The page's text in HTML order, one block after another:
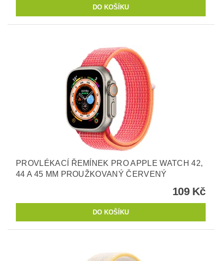
PROVLÉKACÍ ŘEMÍNEK PRO APPLE WATCH 42,
44 A 45 MM PROUŽKOVANÝ ČERVENÝ
109 Kč